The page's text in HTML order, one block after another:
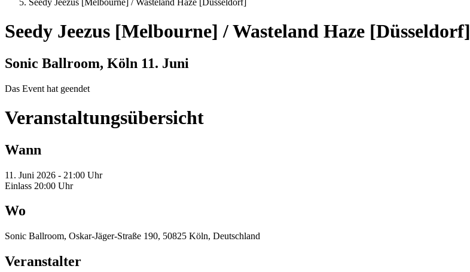
Seedy Jeezus [Melbourne] / Wasteland Haze [Düsseldorf]
Seedy Jeezus [Melbourne] / Wasteland Haze [Düsseldorf]
Sonic Ballroom, Köln 11. Juni
Das Event hat geendet
Veranstaltungsübersicht
Wann
11. Juni 2026 - 21:00 Uhr
Einlass 20:00 Uhr
Wo
Sonic Ballroom, Oskar-Jäger-Straße 190, 50825 Köln, Deutschland
Veranstalter